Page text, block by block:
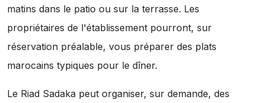
matins dans le patio ou sur la terrasse. Les
propriétaires de l'établissement pourront, sur
réservation préalable, vous préparer des plats
marocains typiques pour le dîner.
Le Riad Sadaka peut organiser, sur demande, des